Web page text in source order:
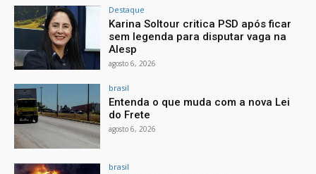
Destaque
Karina Soltour critica PSD após ficar
sem legenda para disputar vaga na
Alesp
agosto 6, 2026
brasil
Entenda o que muda com a nova Lei
do Frete
agosto 6, 2026
brasil